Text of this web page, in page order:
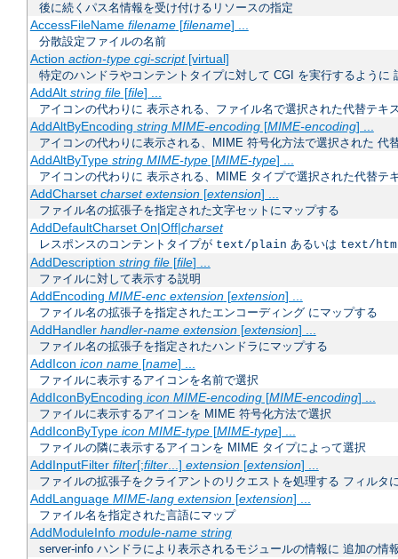
後に続くパス名情報を受け付けるリソースの指定
AccessFileName filename[filename] ...
分散設定ファイルの名前
Action action-type cgi-script[virtual]
特定のハンドラやコンテントタイプに対して CGI を実行するように
AddAlt string file[file] ...
アイコンの代わりに 表示される、ファイル名で選択された代替テキ
AddAltByEncoding string MIME-encoding[MIME-encoding] ...
アイコンの代わりに表示される、MIME 符号化方法で選択された 代
AddAltByType string MIME-type[MIME-type] ...
アイコンの代わりに 表示される、MIME タイプで選択された代替テ
AddCharset charset extension[extension] ...
ファイル名の拡張子を指定された文字セットにマップする
AddDefaultCharset On|Off|charset
レスポンスのコンテントタイプが text/plain あるいは text/
AddDescription string file[file] ...
ファイルに対して表示する説明
AddEncoding MIME-enc extension[extension] ...
ファイル名の拡張子を指定されたエンコーディング にマップする
AddHandler handler-name extension[extension] ...
ファイル名の拡張子を指定されたハンドラにマップする
AddIcon icon name[name] ...
ファイルに表示するアイコンを名前で選択
AddIconByEncoding icon MIME-encoding[MIME-encoding] ...
ファイルに表示するアイコンを MIME 符号化方法で選択
AddIconByType icon MIME-type[MIME-type] ...
ファイルの隣に表示するアイコンを MIME タイプによって選択
AddInputFilter filter[;filter...] extension[extension] ...
ファイルの拡張子をクライアントのリクエストを処理する フィルタ
AddLanguage MIME-lang extension[extension] ...
ファイル名を指定された言語にマップ
AddModuleInfo module-name string
server-info ハンドラにより表示されるモジュールの情報に 追加の情